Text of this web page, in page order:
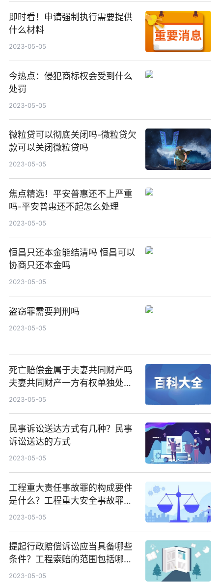
即时看！申请强制执行需要提供
什么材料
2023-05-05
今热点：侵犯商标权会受到什么
处罚
2023-05-05
微粒贷可以彻底关闭吗-微粒贷欠
款可以关闭微粒贷吗
2023-05-05
焦点精选！平安普惠还不上严重
吗-平安普惠还不起怎么处理
2023-05-05
恒昌只还本金能结清吗 恒昌可以
协商只还本金吗
2023-05-05
盗窃罪需要判刑吗
2023-05-05
死亡赔偿金属于夫妻共同财产吗
夫妻共同财产一方有权单独处理
吗？
2023-05-05
民事诉讼送达方式有几种？民事
诉讼送达的方式
2023-05-05
工程重大责任事故罪的构成要件
是什么？工程重大安全事故罪的
处罚标准是什么？
2023-05-05
提起行政赔偿诉讼应当具备哪些
条件？工程索赔的范围包括哪
些？
2023-05-05